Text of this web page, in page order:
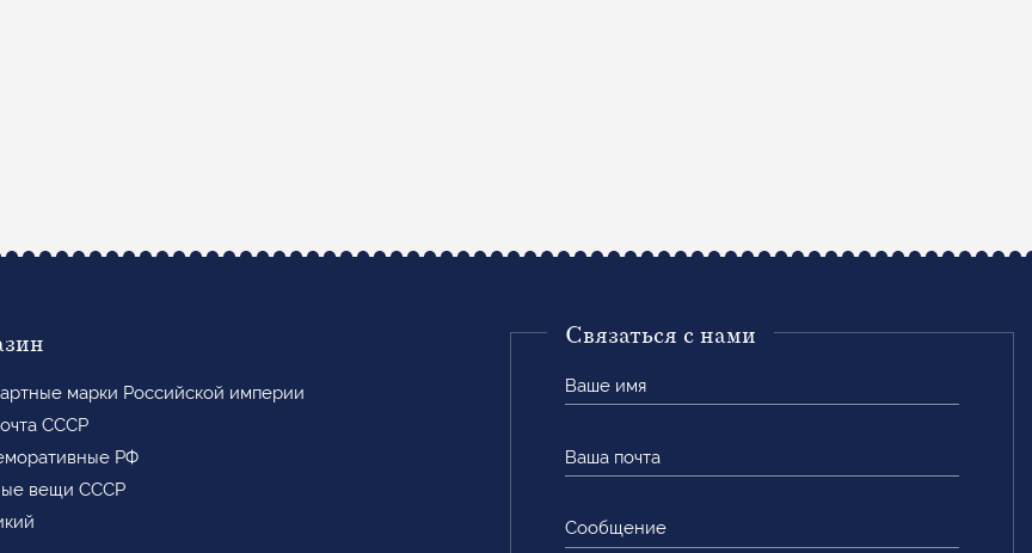
марки Российской империи
СССР
РФ
вещи СССР
Связаться с нами
имя
почта
Сообщение